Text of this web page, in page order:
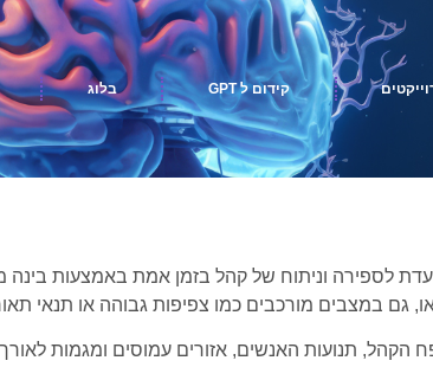
קידום ל GPT בלוג
לספירה וניתוח של קהל בזמן אמת באמצעות
גם במצבים מורכבים כמו צפיפות גבוהה או תנאי
תנועות האנשים, אזורים עמוסים ומגמות לאורך